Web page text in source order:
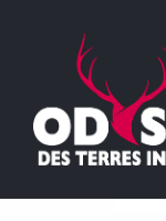
contenu